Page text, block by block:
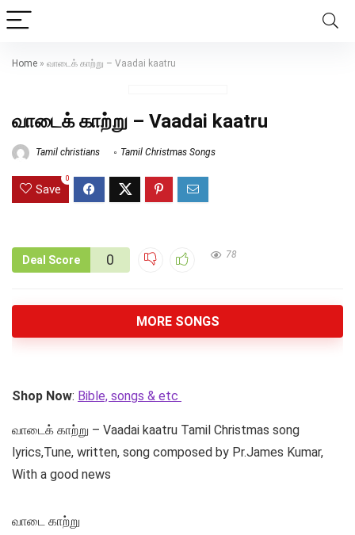
Home » வாடைக் காற்று – Vaadai kaatru
வாடைக் காற்று – Vaadai kaatru
Tamil christians Tamil Christmas Songs
Save
0
Deal Score 0 78
MORE SONGS
Shop Now: Bible, songs & etc
வாடைக் காற்று – Vaadai kaatru Tamil Christmas song
lyrics,Tune, written, song composed by Pr.James Kumar,
With a good news
வாடை காற்று